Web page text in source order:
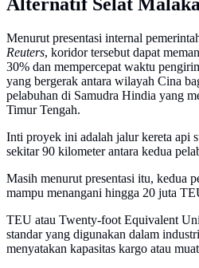
Alternatif Selat
Menurut presentasi internal
Reuters, koridor tersebut dapat
30% dan mempercepat waktu
yang bergerak antara wilayah Cina
pelabuhan di Samudra Hindia yang
Timur Tengah.
Inti proyek ini adalah jalur kereta api
sekitar 90 kilometer antara kedua
Masih menurut presentasi itu, kedua
mampu menangani hingga 20 juta
TEU atau Twenty-foot Equivalent
standar yang digunakan dalam
menyatakan kapasitas kargo atau